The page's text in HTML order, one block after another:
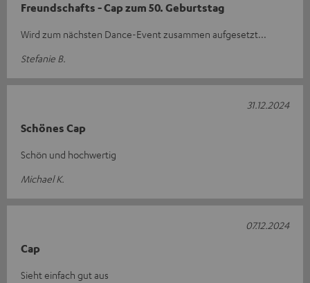
Freundschafts - Cap zum 50. Geburtstag
Wird zum nächsten Dance-Event zusammen aufgesetzt...
Stefanie B.
Schönes Cap
Schön und hochwertig
Michael K.
31.12.2024
Cap
Sieht einfach gut aus
07.12.2024